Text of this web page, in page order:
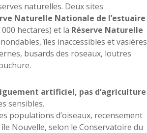
naturelles. Deux sites
Naturelle Nationale de l’estuaire
hectares) et la Réserve Naturelle
îles inaccessibles et vasières
busards des roseaux, loutres
artificiel, pas d’agriculture
sensibles.
populations d’oiseaux, recensement
Nouvelle, selon le Conservatoire du